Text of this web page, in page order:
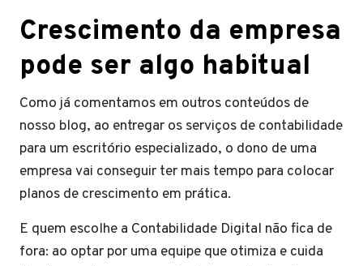
Crescimento da empresa
pode ser algo habitual
Como já comentamos em outros conteúdos de
nosso blog, ao entregar os serviços de contabilidade
para um escritório especializado, o dono de uma
empresa vai conseguir ter mais tempo para colocar
planos de crescimento em prática.
E quem escolhe a Contabilidade Digital não fica de
fora: ao optar por uma equipe que otimiza e cuida